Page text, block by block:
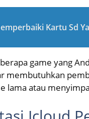
Kartu Sd
game yang
membutuhkan
lama atau